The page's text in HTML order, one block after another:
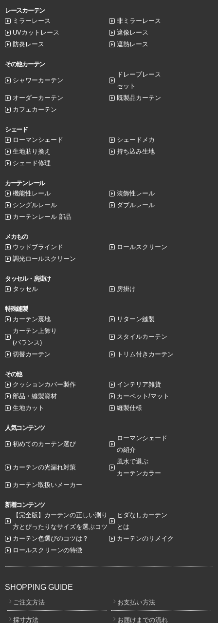
レースカーテン
ミラーレース
非ミラーレース
UVカットレース
遮像レース
防炎レース
遮熱レース
その他カーテン
シャワーカーテン
ドレープレース
セット
オーダーカーテン
既製品カーテン
カフェカーテン
シェード
ローマンシェード
シェードメカ
生地貼り換え
持ち込み生地
シェード修理
カーテンレール
機能性レール
装飾性レール
シングルレール
ダブルレール
カーテンレール 部品
メカもの
ウッドブラインド
ロールスクリーン
調光ロールスクリーン
タッセル・房掛け
タッセル
房掛け
特殊縫製
カーテン裏地
リターン縫製
カーテン上飾り
(バランス)
スタイルカーテン
切替カーテン トリム付きカーテン
その他
クッションカバー製作
インテリア雑貨
部品・縫製資材
カーペット/マット
生地カット
縫製仕様
人気コンテンツ
初めてのカーテン選び
ローマンシェード
の紹介
カーテンの光漏れ対策
風水で選ぶ
カーテンカラー
カーテン取扱いメーカー
新着コンテンツ
【完全版】カーテンの正しい測り
方とぴったりなサイズを選ぶコツ
ヒダなしカーテン
とは
カーテン色選びのコツは？
カーテンのリメイク
ロールスクリーンの特徴
SHOPPING GUIDE
ご注文方法 お支払い方法
採寸方法 お届けまでの流れ